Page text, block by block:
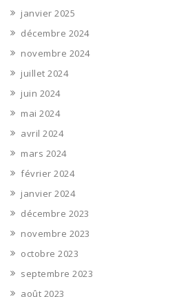
janvier 2025
décembre 2024
novembre 2024
juillet 2024
juin 2024
mai 2024
avril 2024
mars 2024
février 2024
janvier 2024
décembre 2023
novembre 2023
octobre 2023
septembre 2023
août 2023